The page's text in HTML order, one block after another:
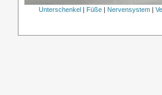
Unterschenkel Füße| Nervensystem|